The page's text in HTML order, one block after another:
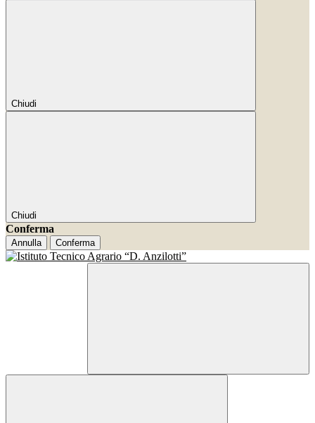
Chiudi
Chiudi
Conferma
Annulla Conferma